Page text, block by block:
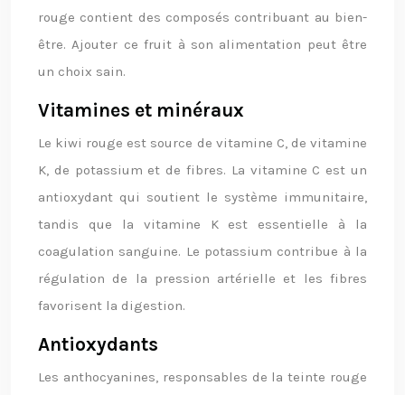
rouge contient des composés contribuant au bien-
être. Ajouter ce fruit à son alimentation peut être
un choix sain.
Vitamines et minéraux
Le kiwi rouge est source de vitamine C, de vitamine
K, de potassium et de fibres. La vitamine C est un
antioxydant qui soutient le système immunitaire,
tandis que la vitamine K est essentielle à la
coagulation sanguine. Le potassium contribue à la
régulation de la pression artérielle et les fibres
favorisent la digestion.
Antioxydants
Les anthocyanines, responsables de la teinte rouge